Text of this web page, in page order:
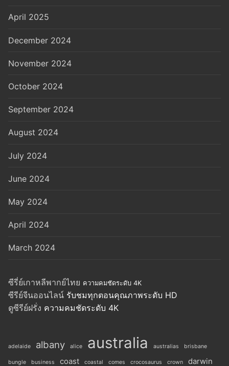
April 2025
December 2024
November 2024
October 2024
September 2024
August 2024
July 2024
June 2024
May 2024
April 2024
March 2024
ซีรี่ย์เกาหลีพากย์ไทย ความคมชัดระดับ 4K
ซีรีย์จีนออนไลน์ รับชมทุกตอนคุณภาพระดับ HD
ดูซีรีย์ฝรั่ง ความคมชัดระดับ 4K
adelaide albany alice australia australias brisbane
bungle business coast coastal comes crocosaurus crown darwin